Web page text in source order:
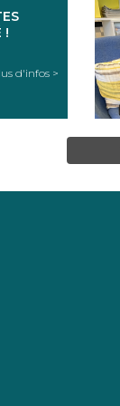
!
d'infos >